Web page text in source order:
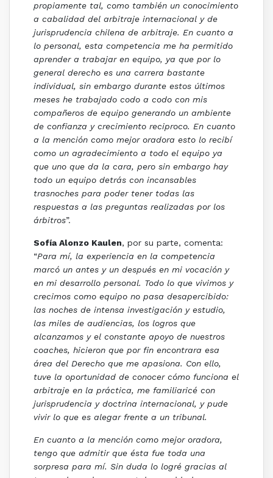
propiamente tal, como también un conocimiento
a cabalidad del arbitraje internacional y de
jurisprudencia chilena de arbitraje. En cuanto a
lo personal, esta competencia me ha permitido
aprender a trabajar en equipo, ya que por lo
general derecho es una carrera bastante
individual, sin embargo durante estos últimos
meses he trabajado codo a codo con mis
compañeros de equipo generando un ambiente
de confianza y crecimiento reciproco. En cuanto
a la mención como mejor oradora esto lo recibí
como un agradecimiento a todo el equipo ya
que uno que da la cara, pero sin embargo hay
todo un equipo detrás con incansables
trasnoches para poder tener todas las
respuestas a las preguntas realizadas por los
árbitros”.
Sofía Alonzo Kaulen, por su parte, comenta:
“Para mí, la experiencia en la competencia
marcó un antes y un después en mi vocación y
en mi desarrollo personal. Todo lo que vivimos y
crecimos como equipo no pasa desapercibido:
las noches de intensa investigación y estudio,
las miles de audiencias, los logros que
alcanzamos y el constante apoyo de nuestros
coaches, hicieron que por fin encontrara esa
área del Derecho que me apasiona. Con ello,
tuve la oportunidad de conocer cómo funciona el
arbitraje en la práctica, me familiaricé con
jurisprudencia y doctrina internacional, y pude
vivir lo que es alegar frente a un tribunal.
En cuanto a la mención como mejor oradora,
tengo que admitir que ésta fue toda una
sorpresa para mí. Sin duda lo logré gracias al